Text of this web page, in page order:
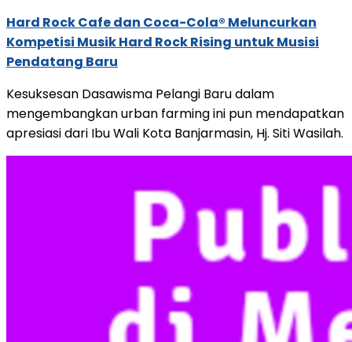
Hard Rock Cafe dan Coca-Cola® Meluncurkan
Kompetisi Musik Hard Rock Rising untuk Musisi
Pendatang Baru
Kesuksesan Dasawisma Pelangi Baru dalam
mengembangkan urban farming ini pun mendapatkan
apresiasi dari Ibu Wali Kota Banjarmasin, Hj. Siti Wasilah.